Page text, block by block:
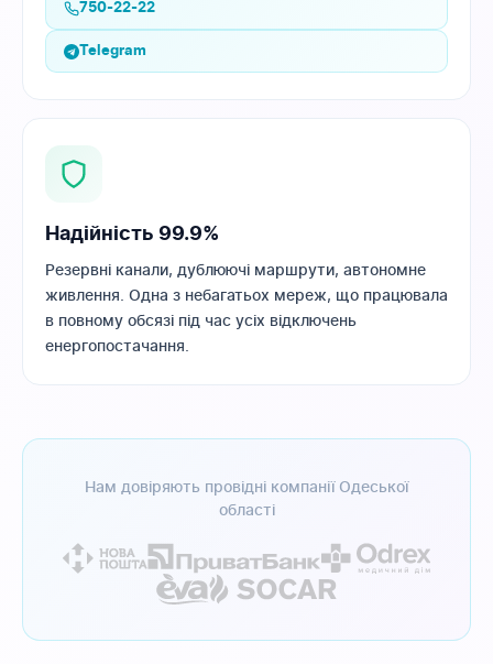
750-22-22
Telegram
Надійність 99.9%
Резервні канали, дублюючі маршрути, автономне
живлення. Одна з небагатьох мереж, що працювала
в повному обсязі під час усіх відключень
енергопостачання.
Нам довіряють провідні компанії Одеської
області